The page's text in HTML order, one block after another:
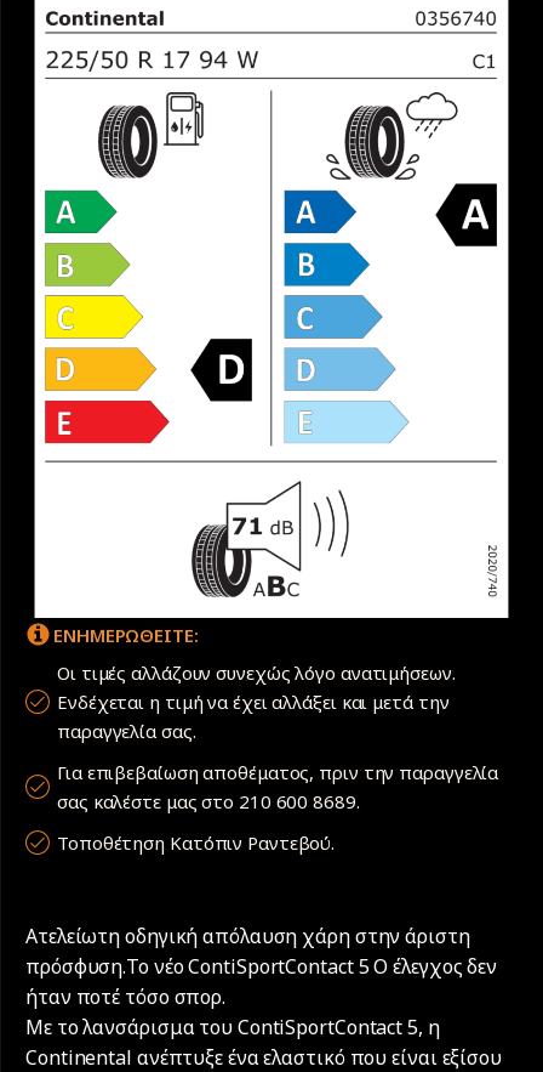
ΕΝΗΜΕΡΩΘΕΙΤΕ:
Οι τιμές αλλάζουν συνεχώς λόγο ανατιμήσεων.
Ενδέχεται η τιμή να έχει αλλάξει και μετά την
παραγγελία σας.
Για επιβεβαίωση αποθέματος, πριν την παραγγελία
σας καλέστε μας στο 210 600 8689.
Τοποθέτηση Κατόπιν Ραντεβού.
Ατελείωτη οδηγική απόλαυση χάρη στην άριστη
πρόσφυση.Το νέο ContiSportContact 5 Ο έλεγχος δεν
ήταν ποτέ τόσο σπορ.
Με το λανσάρισμα του ContiSportContact 5, η
Continental ανέπτυξε ένα ελαστικό που είναι εξίσου